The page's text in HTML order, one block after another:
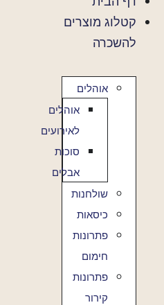
קטלוג מוצרים
להשכרה
אוהלים
אוהלים
לאירועים
סוכות
אבלים
שולחנות
כיסאות
פתרונות
חימום
פתרונות
קירור